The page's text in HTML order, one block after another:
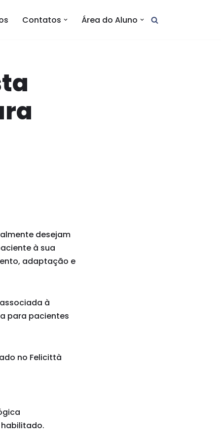
Contatos Área do Aluno
desejam
à sua
adaptação e
à
para pacientes
no Felicittà